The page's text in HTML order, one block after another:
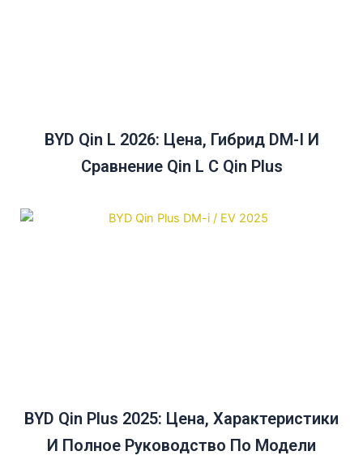
BYD Qin L 2026: Цена, Гибрид DM-I И
Сравнение Qin L С Qin Plus
BYD Qin Plus 2025: Цена, Характеристики
И Полное Руководство По Модели